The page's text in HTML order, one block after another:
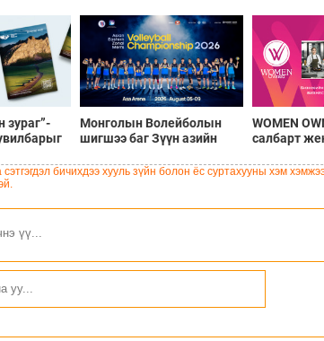
зураг”-
Монголын Волейболын
шигшээ баг Зүүн азийн
9-нд эх орондоо өрсөлдөнө
WOMEN
салбарт
эрхлэгч
бичихдээ хууль зүйн болон ёс суртахууны хэм